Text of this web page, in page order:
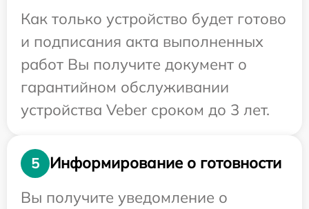
Как только устройство будет готово
и подписания акта выполненных
работ Вы получите документ о
гарантийном обслуживании
устройства Veber сроком до 3 лет.
5
Информирование о готовности
Вы получите уведомление о